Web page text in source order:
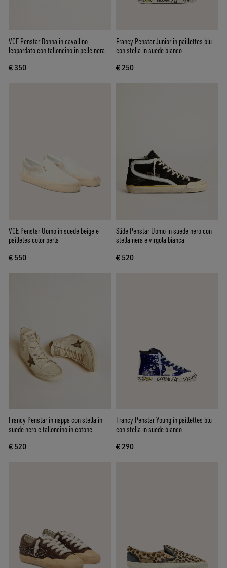
VCE Penstar Donna in cavallino
leopardato con talloncino in pelle nera
€ 350
Francy Penstar Junior in paillettes blu
con stella in suede bianco
€ 250
VCE Penstar Uomo in suede beige e
pailletes color perla
€ 550
Slide Penstar Uomo in suede nero con
stella nera e virgola bianca
€ 520
Francy Penstar in nappa con stella in
suede nero e talloncino in cotone
€ 520
Francy Penstar Young in paillettes blu
con stella in suede bianco
€ 290